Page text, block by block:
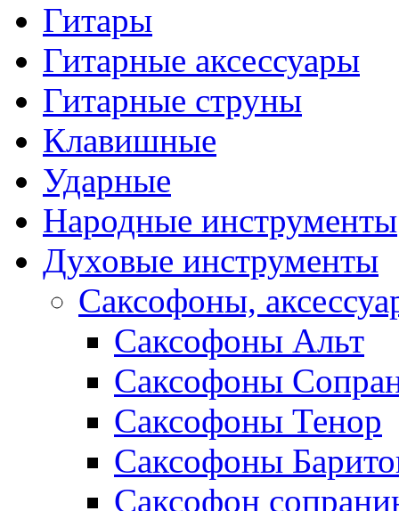
Гитары
Гитарные аксессуары
Гитарные струны
Клавишные
Ударные
Народные инструменты
Духовые инструменты
Саксофоны,
Саксофоны Альт
Саксофоны
Саксофоны Тенор
Саксофоны
Саксофон